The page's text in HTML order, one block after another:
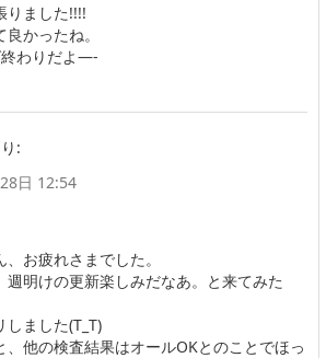
りました!!!!
かったね。
わりだよ—-
:
日 12:54
お疲れさまでした。
週明けの更新楽しみだなあ。と来てみた
しました(T_T)
他の検査結果はオールOKとのことでほっ